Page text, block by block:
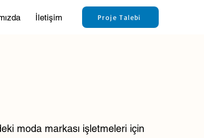
İletişim Proje Talebi
moda markası işletmeleri için